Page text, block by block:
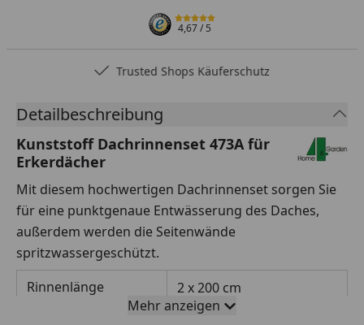
4,67/ 5
Trusted Shops Käuferschutz
Detailbeschreibung
Kunststoff Dachrinnenset 473A für
Erkerdächer
Mit diesem hochwertigen Dachrinnenset sorgen Sie
für eine punktgenaue Entwässerung des Daches,
außerdem werden die Seitenwände
spritzwassergeschützt.
Rinnenlänge
2 x 200 cm
2 x 150 cm
Mehr anzeigen